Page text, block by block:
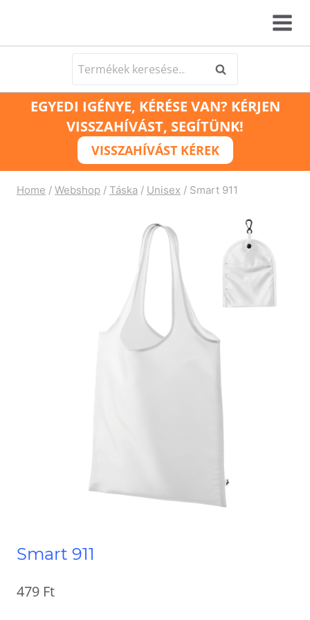
Keresés
a
következőre:
Keresés
EGYEDI IGÉNYE, KÉRÉSE VAN? KÉRJEN
VISSZAHÍVÁST, SEGÍTÜNK!
VISSZAHÍVÁST KÉREK
Home / Webshop / Táska / Unisex / Smart 911
Smart 911
479 Ft